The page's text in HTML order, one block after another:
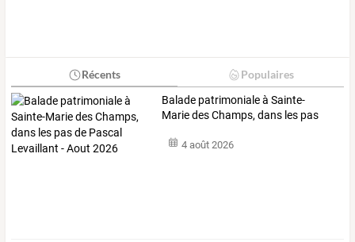
Récents Populaires
Balade patrimonialeà Sainte-
MariedesChamps, dans les pas
4 août 2026